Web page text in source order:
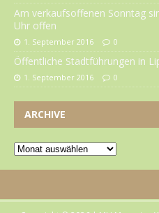
Am verkaufsoffenen Sonntag
Uhr offen
1. September 2016 0
Öffentliche Stadtführungen in
1. September 2016 0
ARCHIVE